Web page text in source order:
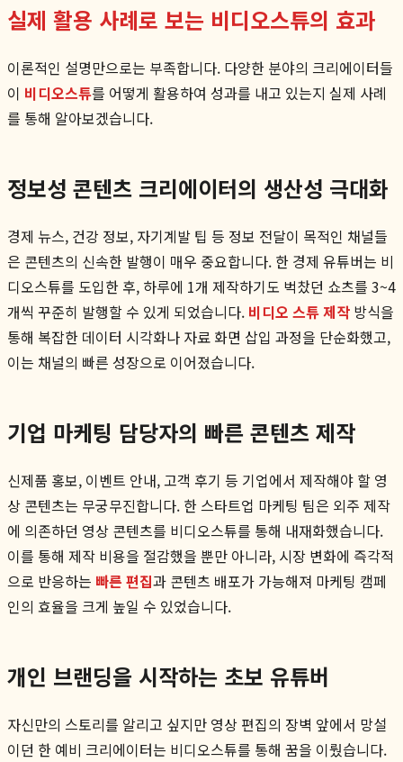
실제 활용 사례로 보는 비디오스튜의 효과
이론적인 설명만으로는 부족합니다. 다양한 분야의 크리에이터들
이 비디오스튜를 어떻게 활용하여 성과를 내고 있는지 실제 사례
를 통해 알아보겠습니다.
정보성 콘텐츠 크리에이터의 생산성 극대화
경제 뉴스, 건강 정보, 자기계발 팁 등 정보 전달이 목적인 채널들
은 콘텐츠의 신속한 발행이 매우 중요합니다. 한 경제 유튜버는 비
디오스튜를 도입한 후, 하루에 1개 제작하기도 벅찼던 쇼츠를 3~4
개씩 꾸준히 발행할 수 있게 되었습니다. 비디오 스튜 제작 방식을
통해 복잡한 데이터 시각화나 자료 화면 삽입 과정을 단순화했고,
이는 채널의 빠른 성장으로 이어졌습니다.
기업 마케팅 담당자의 빠른 콘텐츠 제작
신제품 홍보, 이벤트 안내, 고객 후기 등 기업에서 제작해야 할 영
상 콘텐츠는 무궁무진합니다. 한 스타트업 마케팅 팀은 외주 제작
에 의존하던 영상 콘텐츠를 비디오스튜를 통해 내재화했습니다.
이를 통해 제작 비용을 절감했을 뿐만 아니라, 시장 변화에 즉각적
으로 반응하는 빠른 편집과 콘텐츠 배포가 가능해져 마케팅 캠페
인의 효율을 크게 높일 수 있었습니다.
개인 브랜딩을 시작하는 초보 유튜버
자신만의 스토리를 알리고 싶지만 영상 편집의 장벽 앞에서 망설
이던 한 예비 크리에이터는 비디오스튜를 통해 꿈을 이뤘습니다.